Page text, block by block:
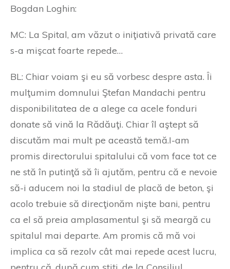
Bogdan Loghin:
MC: La Spital, am văzut o iniţiativă privată care
s-a mişcat foarte repede…
BL: Chiar voiam şi eu să vorbesc despre asta. Îi
mulţumim domnului Ştefan Mandachi pentru
disponibilitatea de a alege ca acele fonduri
donate să vină la Rădăuţi. Chiar îl aştept să
discutăm mai mult pe această temă.I-am
promis directorului spitalului că vom face tot ce
ne stă în putinţă să îi ajutăm, pentru că e nevoie
să-i aducem noi la stadiul de placă de beton, şi
acolo trebuie să direcţionăm nişte bani, pentru
ca el să preia amplasamentul şi să meargă cu
spitalul mai departe. Am promis că mă voi
implica ca să rezolv cât mai repede acest lucru,